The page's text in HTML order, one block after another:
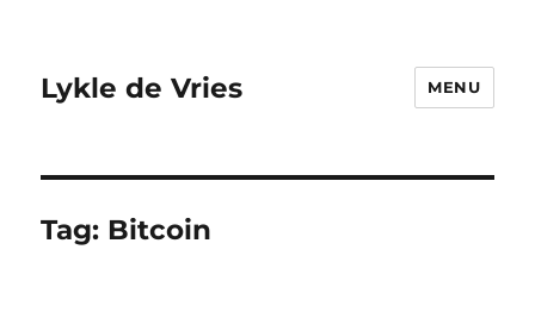
Lykle de Vries MENU
Tag: Bitcoin